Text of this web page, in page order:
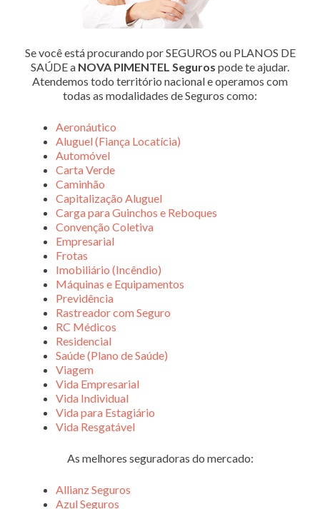
Se você está procurando por SEGUROS ou PLANOS DE
SAÚDE a NOVA PIMENTEL Seguros pode te ajudar.
Atendemos todo território nacional e operamos com
todas as modalidades de Seguros como:
Aeronáutico
Aluguel (Fiança Locatícia)
Automóvel
Carta Verde
Caminhão
Capitalização Aluguel
Carga para Guinchos e Reboques
Convenção Coletiva
Empresarial
Frotas
Imobiliário (Incêndio)
Máquinas e Equipamentos
Previdência
Rastreador com Seguro
RC Médicos
Residencial
Saúde (Plano de Saúde)
Viagem
Vida Empresarial
Vida Individual
Vida para Estagiário
Vida Resgatável
As melhores seguradoras do mercado:
Allianz Seguros
Azul Seguros